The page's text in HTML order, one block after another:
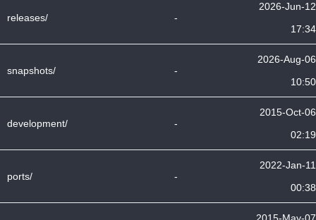
releases/ -
2026-Jun-12
17:34
snapshots/ -
2026-Aug-06
10:50
development/ -
2015-Oct-06
02:19
ports/ -
2022-Jan-11
00:38